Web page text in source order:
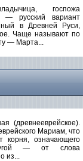
госпожа
— русский вариант
в Древней Руси,
Чаще называют по
— Марта...
(древнееврейское).
Мариам, что
корня, означающего
— от слова
из...